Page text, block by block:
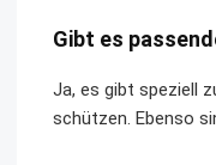
Gibt es
Ja, es gibt speziell
schützen. Ebenso